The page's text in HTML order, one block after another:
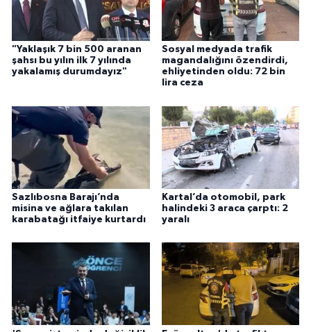
"Yaklaşık 7 bin 500 aranan
şahsı bu yılın ilk 7 yılında
yakalamış durumdayız"
Sosyal medyada trafik
magandalığını özendirdi,
ehliyetinden oldu: 72 bin
lira ceza
Sazlıbosna Barajı’nda
misina ve ağlara takılan
karabatağı itfaiye kurtardı
Kartal’da otomobil, park
halindeki 3 araca çarptı: 2
yaralı